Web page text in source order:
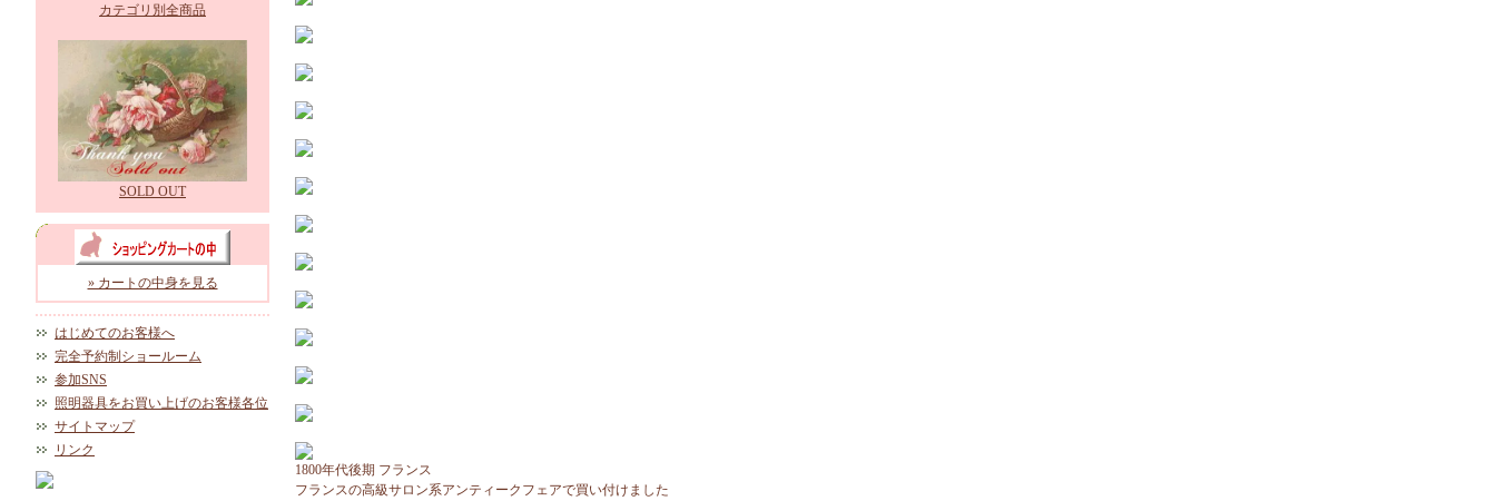
カテゴリ別全商品
SOLD OUT
» カートの中身を見る
はじめてのお客様へ
完全予約制ショールーム
参加SNS
照明器具をお買い上げのお客様各位
サイトマップ
リンク
1800年代後期 フランス
フランスの高級サロン系アンティークフェアで買い付けました